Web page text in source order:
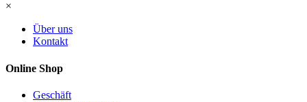
×
Über uns
Kontakt
Online Shop
Geschäft